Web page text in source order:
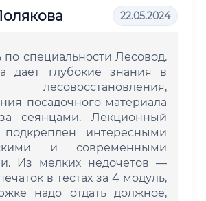
22.05.2024
по специальности Лесовод.
дает глубокие знания в
лесовосстановления,
посадочного материала
сеянцами. Лекционный
подкреплен интересными
и современными
Из мелких недочетов —
в тестах за 4 модуль,
надо отдать должное,